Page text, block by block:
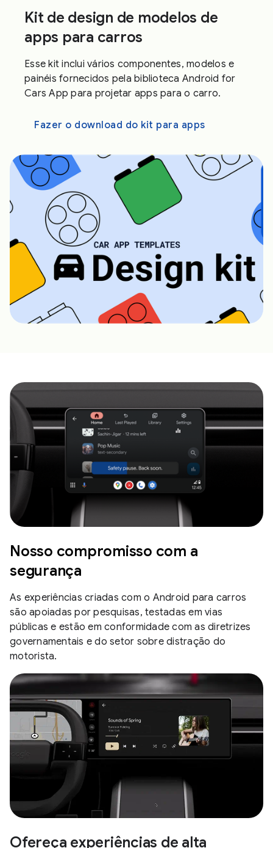
Kit de design de modelos de
apps para carros
Esse kit inclui vários componentes, modelos e
painéis fornecidos pela biblioteca Android for
Cars App para projetar apps para o carro.
Fazer o download do kit para apps
Nosso compromisso com a
segurança
As experiências criadas com o Android para carros
são apoiadas por pesquisas, testadas em vias
públicas e estão em conformidade com as diretrizes
governamentais e do setor sobre distração do
motorista.
Ofereça experiências de alta